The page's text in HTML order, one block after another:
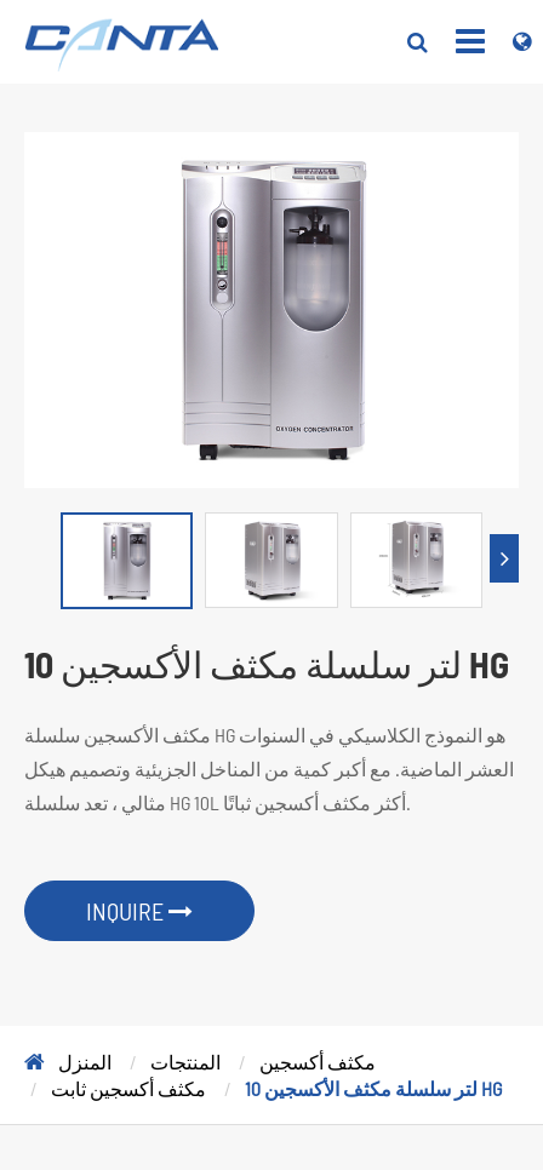
10 لتر سلسلة مكثف الأكسجين HG
مكثف الأكسجين سلسلة HG هو النموذج الكلاسيكي في السنوات
العشر الماضية. مع أكبر كمية من المناخل الجزيئية وتصميم هيكل
مثالي ، تعد سلسلة HG 10L أكثر مكثف أكسجين ثباتًا.
INQUIRE
المنزل المنتجات
مكثف أكسجين
مكثف أكسجين ثابت
10 لتر سلسلة مكثف الأكسجين HG